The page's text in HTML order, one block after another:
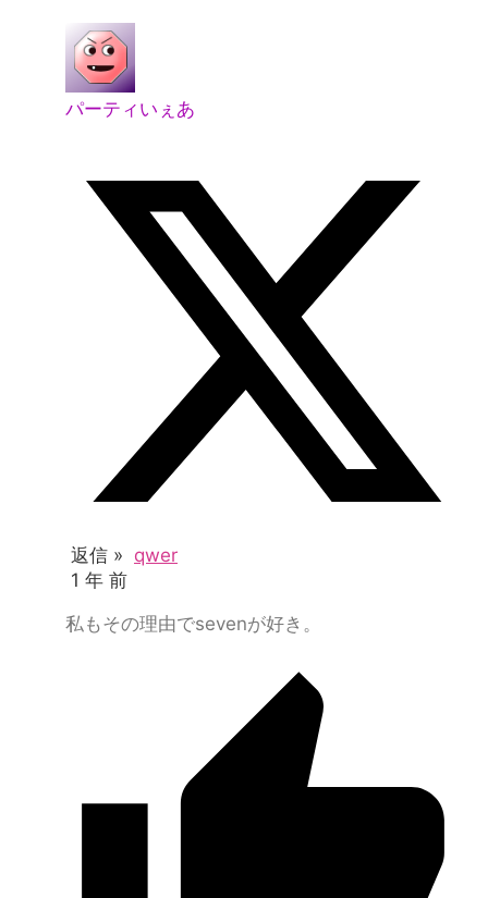
パーティいぇあ
返信 » qwer
1 年 前
私もその理由でsevenが好き。